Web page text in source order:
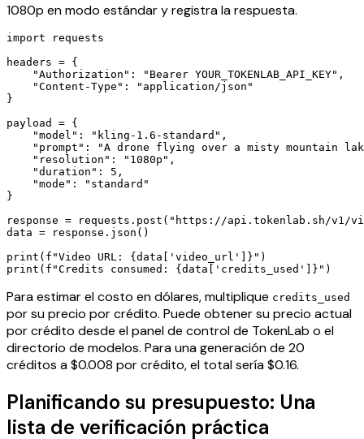
1080p en modo estándar y registra la respuesta.
import requests
headers = {
    "Authorization": "Bearer YOUR_TOKENLAB_API_KEY",
    "Content-Type": "application/json"
}
payload = {
    "model": "kling-1.6-standard",
"prompt": "A drone flying over a misty mountain
    "resolution": "1080p",
    "duration": 5,
    "mode": "standard"
}
response = requests.post("https://api.tokenlab.sh/v1/
data = response.json()
print(f"Video URL: {data['video_url']}")
Para estimar el costo en dólares, multiplique credits_used
por su precio por crédito. Puede obtener su precio actual
por crédito desde el panel de control de TokenLab o el
directorio de modelos. Para una generación de 20
créditos a $0.008 por crédito, el total sería $0.16.
Planificando su presupuesto: Una
lista de verificación práctica